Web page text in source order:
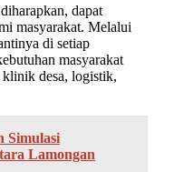
dapat
masyarakat. Melalui
di setiap
masyarakat
klinik desa, logistik,
Simulasi
Lamongan